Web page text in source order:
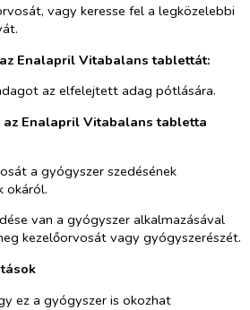
vagy keresse fel a legközelebbi
Enalapril Vitabalans tablettát:
az elfelejtett adag pótlására.
Enalapril Vitabalans tabletta
a gyógyszer szedésének
okáról.
van a gyógyszer alkalmazásával
kezelőorvosát vagy gyógyszerészét.
ez a gyógyszer is okozhat